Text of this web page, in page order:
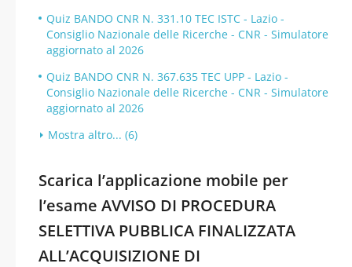
Quiz BANDO CNR N. 331.10 TEC ISTC - Lazio -
Consiglio Nazionale delle Ricerche - CNR - Simulatore
aggiornato al 2026
Quiz BANDO CNR N. 367.635 TEC UPP - Lazio -
Consiglio Nazionale delle Ricerche - CNR - Simulatore
aggiornato al 2026
Mostra altro... (6)
Scarica l’applicazione mobile per
l’esame AVVISO DI PROCEDURA
SELETTIVA PUBBLICA FINALIZZATA
ALL’ACQUISIZIONE DI